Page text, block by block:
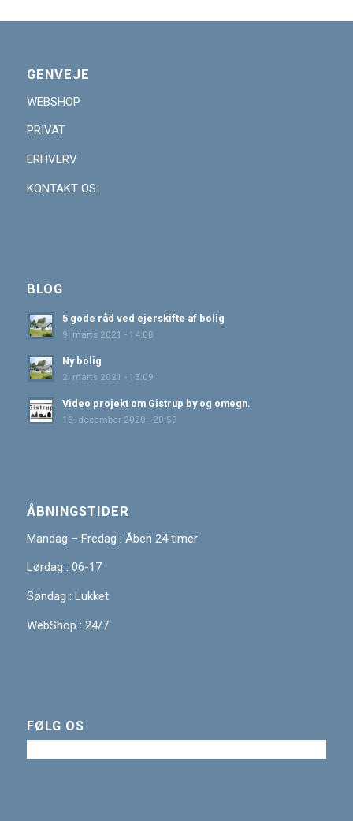
GENVEJE
WEBSHOP
PRIVAT
ERHVERV
KONTAKT OS
BLOG
5 gode råd ved ejerskifte af bolig
9. marts 2021 - 14:08
Ny bolig
2. marts 2021 - 13:09
Video projekt om Gistrup by og omegn.
16. december 2020 - 20:59
ÅBNINGSTIDER
Mandag – Fredag : Åben 24 timer
Lørdag : 06-17
Søndag : Lukket
WebShop : 24/7
FØLG OS